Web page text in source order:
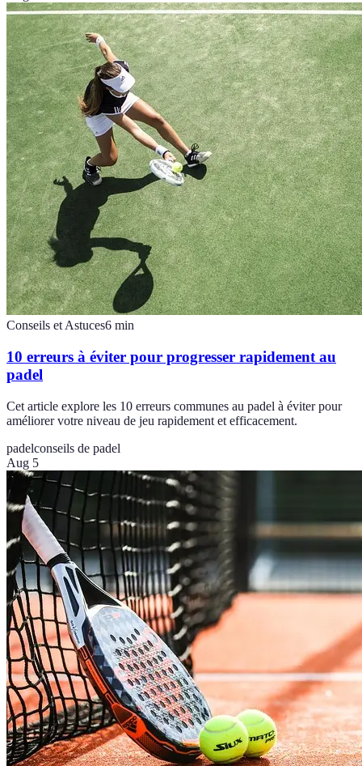
Conseils et Astuces6 min
10 erreurs à éviter pour progresser rapidement au
padel
Cet article explore les 10 erreurs communes au padel à éviter pour
améliorer votre niveau de jeu rapidement et efficacement.
padelconseils de padel
Aug 5